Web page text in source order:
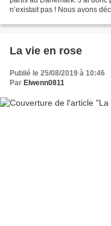
n’existait pas ! Nous avons
La vie en rose
Publié le 25/08/2019 à 10:46
Par Elwenn0811